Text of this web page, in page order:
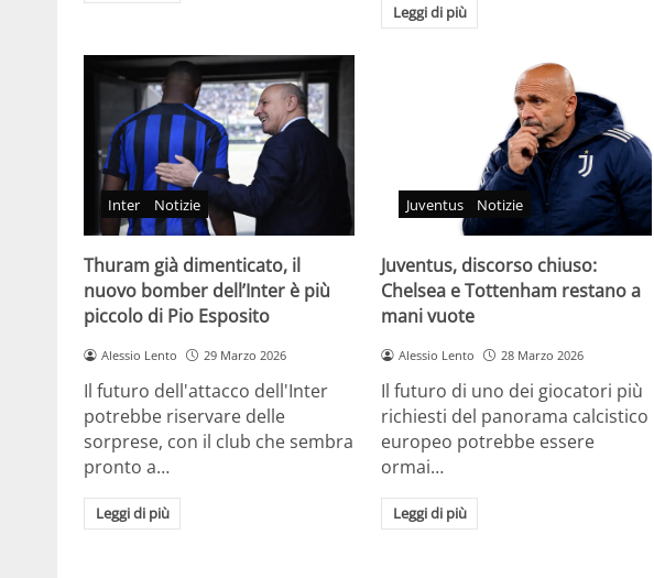
Leggi di più
Inter Notizie
Thuram già dimenticato, il
nuovo bomber dell’Inter è più
piccolo di Pio Esposito
Alessio Lento 29 Marzo 2026
Il futuro dell'attacco dell'Inter
potrebbe riservare delle
sorprese, con il club che sembra
pronto a…
Leggi di più
Juventus Notizie
Juventus, discorso chiuso:
Chelsea e Tottenham restano a
mani vuote
Alessio Lento 28 Marzo 2026
Il futuro di uno dei giocatori più
richiesti del panorama calcistico
europeo potrebbe essere
ormai…
Leggi di più